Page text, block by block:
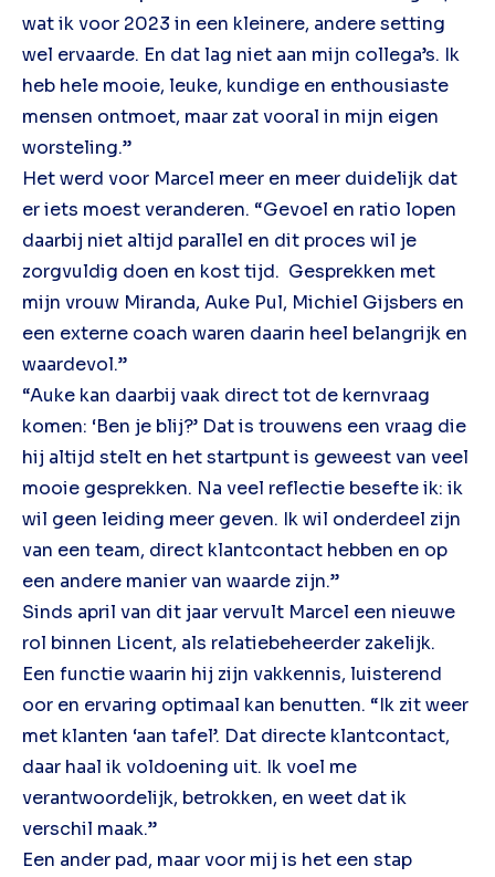
wat ik voor 2023 in een kleinere, andere setting
wel ervaarde. En dat lag niet aan mijn collega’s. Ik
heb hele mooie, leuke, kundige en enthousiaste
mensen ontmoet, maar zat vooral in mijn eigen
worsteling.”
Het werd voor Marcel meer en meer duidelijk dat
er iets moest veranderen. “Gevoel en ratio lopen
daarbij niet altijd parallel en dit proces wil je
zorgvuldig doen en kost tijd. Gesprekken met
mijn vrouw Miranda, Auke Pul, Michiel Gijsbers en
een externe coach waren daarin heel belangrijk en
waardevol.”
“Auke kan daarbij vaak direct tot de kernvraag
komen: ‘Ben je blij?’ Dat is trouwens een vraag die
hij altijd stelt en het startpunt is geweest van veel
mooie gesprekken. Na veel reflectie besefte ik: ik
wil geen leiding meer geven. Ik wil onderdeel zijn
van een team, direct klantcontact hebben en op
een andere manier van waarde zijn.”
Sinds april van dit jaar vervult Marcel een nieuwe
rol binnen Licent, als relatiebeheerder zakelijk.
Een functie waarin hij zijn vakkennis, luisterend
oor en ervaring optimaal kan benutten. “Ik zit weer
met klanten ‘aan tafel’. Dat directe klantcontact,
daar haal ik voldoening uit. Ik voel me
verantwoordelijk, betrokken, en weet dat ik
verschil maak.”
Een ander pad, maar voor mij is het een stap